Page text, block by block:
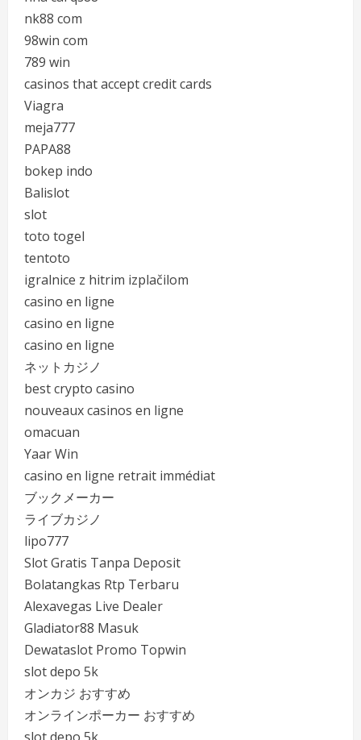
nk88 com
98win com
789 win
casinos that accept credit cards
Viagra
meja777
PAPA88
bokep indo
Balislot
slot
toto togel
tentoto
igralnice z hitrim izplačilom
casino en ligne
casino en ligne
casino en ligne
ネットカジノ
best crypto casino
nouveaux casinos en ligne
omacuan
Yaar Win
casino en ligne retrait immédiat
ブックメーカー
ライブカジノ
lipo777
Slot Gratis Tanpa Deposit
Bolatangkas Rtp Terbaru
Alexavegas Live Dealer
Gladiator88 Masuk
Dewataslot Promo Topwin
slot depo 5k
オンカジ おすすめ
オンラインポーカー おすすめ